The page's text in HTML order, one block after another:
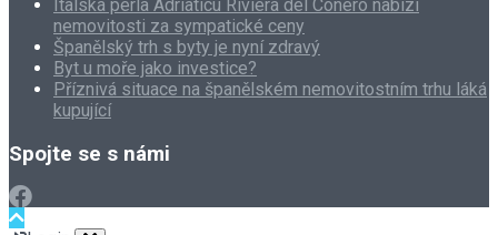
Italská perla Adriaticu Riviera del Conero nabízí
nemovitosti za sympatické ceny
Španělský trh s byty je nyní zdravý
Byt u moře jako investice?
Příznivá situace na španělském nemovitostním trhu láká
kupující
Spojte se s námi